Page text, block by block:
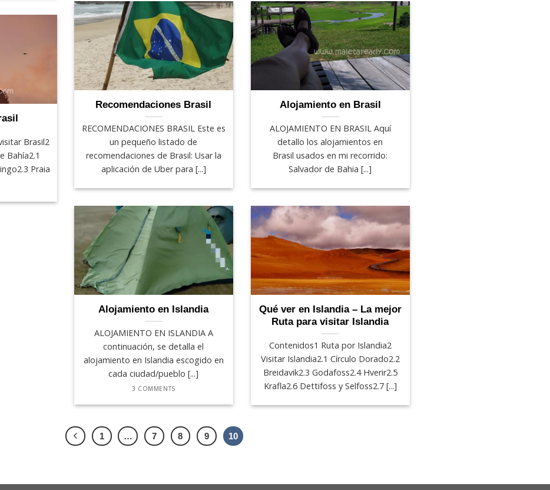
Recomendaciones Brasil
RECOMENDACIONES BRASIL Este es
un pequeño listado de
recomendaciones de Brasil: Usar la
aplicación de Uber para [...]
Alojamiento en Brasil
ALOJAMIENTO EN BRASIL Aquí
detallo los alojamientos en
Brasil usados en mi recorrido:
Salvador de Bahia [...]
Brasil2
Bahía2.1
Praia
Alojamiento en Islandia
ALOJAMIENTO EN ISLANDIA A
continuación, se detalla el
alojamiento en Islandia escogido en
cada ciudad/pueblo [...]
3 COMMENTS
Qué ver en Islandia – La mejor
Ruta para visitar Islandia
Contenidos1 Ruta por Islandia2
Visitar Islandia2.1 Círculo Dorado2.2
Breidavik2.3 Godafoss2.4 Hverir2.5
Krafla2.6 Dettifoss y Selfoss2.7 [...]
1 … 7 8 9 10